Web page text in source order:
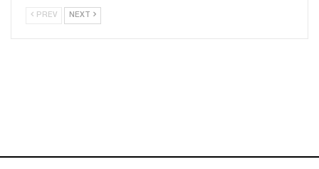
PREV NEXT